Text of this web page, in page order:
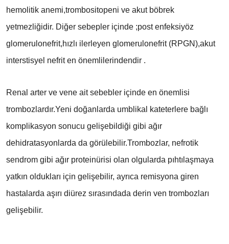
hemolitik anemi,trombositopeni ve akut böbrek
yetmezliğidir. Diğer sebepler içinde ;post enfeksiyöz
glomerulonefrit,hızlı ilerleyen glomerulonefrit (RPGN),akut
interstisyel nefrit en önemlilerindendir .
Renal arter ve vene ait sebebler içinde en önemlisi
trombozlardır.Yeni doğanlarda umblikal kateterlere bağlı
komplikasyon sonucu gelişebildiği gibi ağır
dehidratasyonlarda da görülebilir.Trombozlar, nefrotik
sendrom gibi ağır proteinürisi olan olgularda pıhtılaşmaya
yatkın oldukları için gelişebilir, ayrıca remisyona giren
hastalarda aşırı diürez sırasındada derin ven trombozları
gelişebilir.